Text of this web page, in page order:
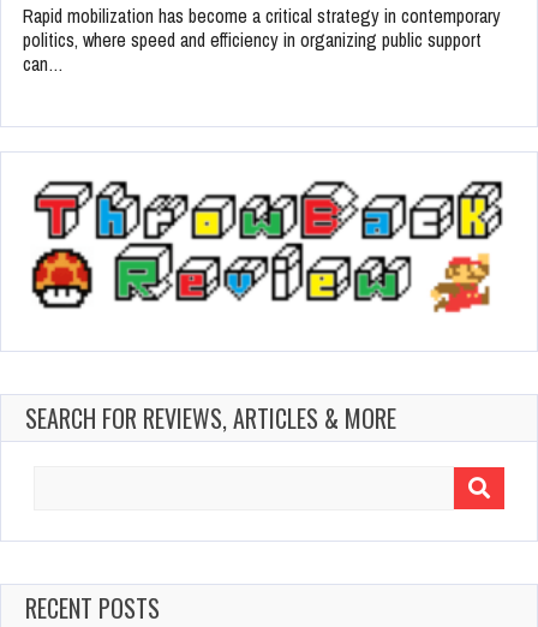
Rapid mobilization has become a critical strategy in contemporary
politics, where speed and efficiency in organizing public support
can…
SEARCH FOR REVIEWS, ARTICLES & MORE
RECENT POSTS